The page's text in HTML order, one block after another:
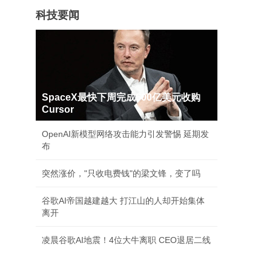
科技要闻
SpaceX最快下周完成600亿美元收购
Cursor
OpenAI新模型网络攻击能力引发警惕 延期发
布
突然涨价，"只收电费钱"的梁文锋，变了吗
谷歌AI帝国越建越大 打江山的人却开始集体
离开
凌晨谷歌AI地震！4位大牛离职 CEO退居二线